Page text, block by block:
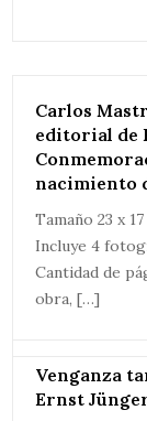
Carlos
editorial de
nacimiento
Tamaño 23 x
Incluye 4
Cantidad de
obra, […]
Venganza
Ernst